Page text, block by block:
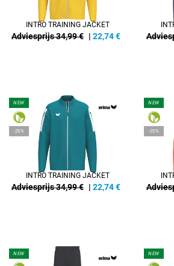
INTRO TRAINING JACKET
Adviesprijs 34,99 € | 22,74€
NEW
-35%
INTRO TRAINING JACKET
Adviesprijs 34,99 € | 22,74€
NEW
-35%
NEW NEW